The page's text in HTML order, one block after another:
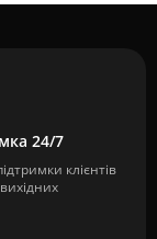
24/7
клієнтів